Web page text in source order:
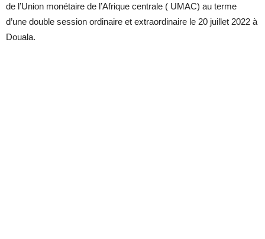
de l’Union monétaire de l’Afrique centrale ( UMAC) au terme
d’une double session ordinaire et extraordinaire le 20 juillet 2022 à
Douala.